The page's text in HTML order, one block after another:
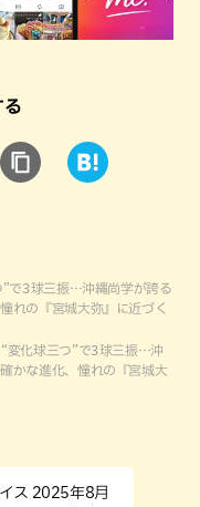
る
”で3球三振…沖縄尚学が誇る
れの『宮城大弥』に近づく
“変化球三つ”で3球三振…沖
かな進化、憧れの『宮城大
ス 2025年8月